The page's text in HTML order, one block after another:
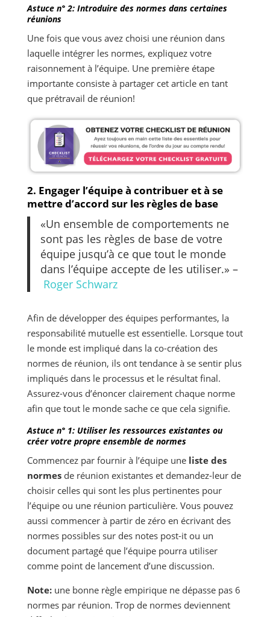
Astuce n° 2: Introduire des normes dans certaines
réunions
Une fois que vous avez choisi une réunion dans
laquelle intégrer les normes, expliquez votre
raisonnement à l’équipe. Une première étape
importante consiste à partager cet article en tant
que prétravail de réunion!
2. Engager l’équipe à contribuer et à se
mettre d’accord sur les règles de base
«Un ensemble de comportements ne
sont pas les règles de base de votre
équipe jusqu’à ce que tout le monde
dans l’équipe accepte de les utiliser.» –
Roger Schwarz
Afin de développer des équipes performantes, la
responsabilité mutuelle est essentielle. Lorsque tout
le monde est impliqué dans la co-création des
normes de réunion, ils ont tendance à se sentir plus
impliqués dans le processus et le résultat final.
Assurez-vous d’énoncer clairement chaque norme
afin que tout le monde sache ce que cela signifie.
Astuce n° 1: Utiliser les ressources existantes ou
créer votre propre ensemble de normes
Commencez par fournir à l’équipe une liste des
normesde réunion existantes et demandez-leur de
choisir celles qui sont les plus pertinentes pour
l’équipe ou une réunion particulière. Vous pouvez
aussi commencer à partir de zéro en écrivant des
normes possibles sur des notes post-it ou un
document partagé que l’équipe pourra utiliser
comme point de lancement d’une discussion.
Note: une bonne règle empirique ne dépasse pas 6
normes par réunion. Trop de normes deviennent